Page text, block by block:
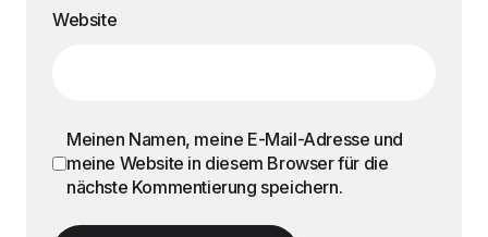
Website
Meinen Namen, meine E-Mail-Adresse und
meine Website in diesem Browser für die
nächste Kommentierung speichern.